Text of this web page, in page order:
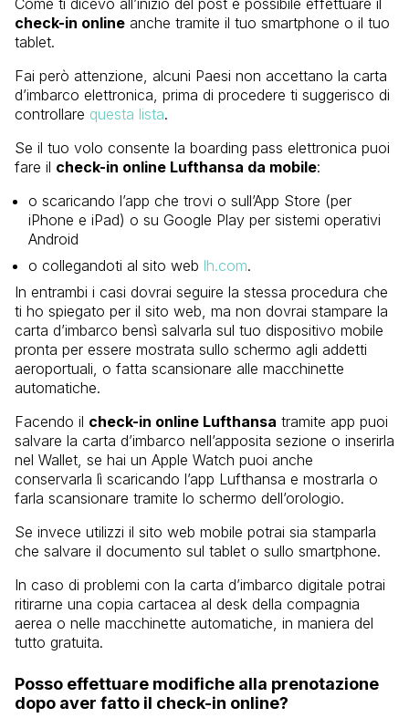
check-in online anche tramite il tuo smartphone o il tuo
tablet.
Fai però attenzione, alcuni Paesi non accettano la carta
d’imbarco elettronica, prima di procedere ti suggerisco di
controllare questa lista.
Se il tuo volo consente la boarding pass elettronica puoi
fare il check-in online Lufthansa da mobile:
o scaricando l’app che trovi o sull’App Store (per
iPhone e iPad) o su Google Play per sistemi operativi
Android
o collegandoti al sito web lh.com.
In entrambi i casi dovrai seguire la stessa procedura che
ti ho spiegato per il sito web, ma non dovrai stampare la
carta d’imbarco bensì salvarla sul tuo dispositivo mobile
pronta per essere mostrata sullo schermo agli addetti
aeroportuali, o fatta scansionare alle macchinette
automatiche.
Facendo il check-in online Lufthansa tramite app puoi
salvare la carta d’imbarco nell’apposita sezione o inserirla
nel Wallet, se hai un Apple Watch puoi anche
conservarla lì scaricando l’app Lufthansa e mostrarla o
farla scansionare tramite lo schermo dell’orologio.
Se invece utilizzi il sito web mobile potrai sia stamparla
che salvare il documento sul tablet o sullo smartphone.
In caso di problemi con la carta d’imbarco digitale potrai
ritirarne una copia cartacea al desk della compagnia
aerea o nelle macchinette automatiche, in maniera del
tutto gratuita.
Posso effettuare modifiche alla prenotazione
dopo aver fatto il check-in online?